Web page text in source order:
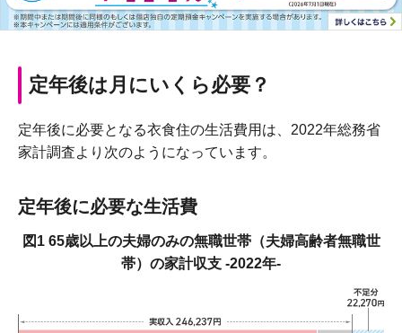
定年後は月にいくら必要？
定年後に必要となる衣食住の生活費用は、2022年総務省
家計調査より次のようになっています。
定年後に必要な生活費
図1 65歳以上の夫婦のみの無職世帯（夫婦高齢者無職世
帯）の家計収支 -2022年-